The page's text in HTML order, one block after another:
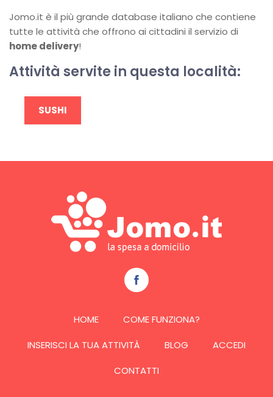
Jomo.it è il più grande database italiano che contiene
tutte le attività che offrono ai cittadini il servizio di
home delivery!
Attività servite in questa località:
SUSHI
HOME
COME FUNZIONA?
INSERISCI LA TUA ATTIVITÀ
BLOG
ACCEDI
CONTATTI